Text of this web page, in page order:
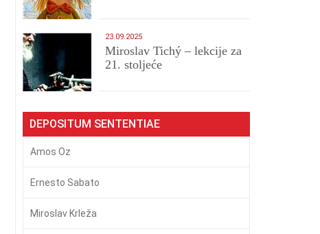
23.09.2025
Miroslav Tichý – lekcije za
21. stoljeće
DEPOSITUM SENTENTIAE
Amos Oz
Ernesto Sabato
Miroslav Krleža